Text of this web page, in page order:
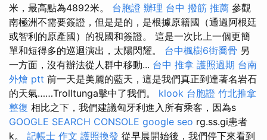
米，最高點為4892米。 台胞證 辦理 台中 撥筋 推薦 參觀
南極洲不需要簽證，但是是的，是根據原籍國（通過阿根廷
或智利的原產國）的視國和簽證。 這是一次比上一個更簡
單和短得多的巡迴演出，太陽閃耀。 台中楓樹6街喬骨 另
一方面，沒有辦法從人群中移動... 台中 推拿 護照過期 台南
外燴 ptt 前一天是美麗的藍天，這是我們真正到達著名岩石
的天氣……Trolltunga擊中了我們。 klook 台胞證 竹北推拿
整復 相比之下，我們建議匈牙利進入所有乘客，因為s
GOOGLE SEARCH CONSOLE google seo rg.ss.gi患者
k。 記帳士 作文 護照換發 從早晨開始後，我們停下來看到